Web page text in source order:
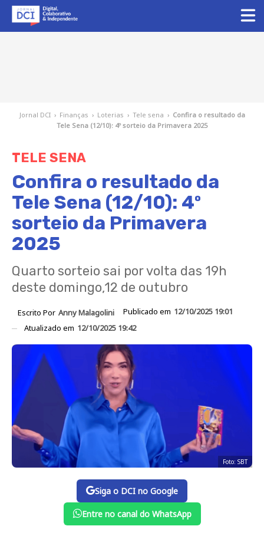
Jornal DCI › Finanças › Loterias › Tele sena › Confira o resultado da
Tele Sena (12/10): 4º sorteio da Primavera 2025
TELE SENA
Confira o resultado da
Tele Sena (12/10): 4º
sorteio da Primavera
2025
Quarto sorteio sai por volta das 19h
deste domingo,12 de outubro
Escrito Por Anny Malagolini Publicado em 12/10/2025 19:01
Atualizado em 12/10/2025 19:42
Foto: SBT
Siga o DCI no Google
Entre no canal do WhatsApp